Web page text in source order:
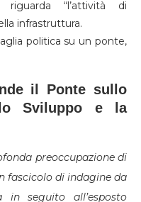
“l’attività di
infrastruttura.
politica su un ponte,
il Ponte sullo
Sviluppo e la
preoccupazione di
fascicolo di indagine da
seguito all’esposto